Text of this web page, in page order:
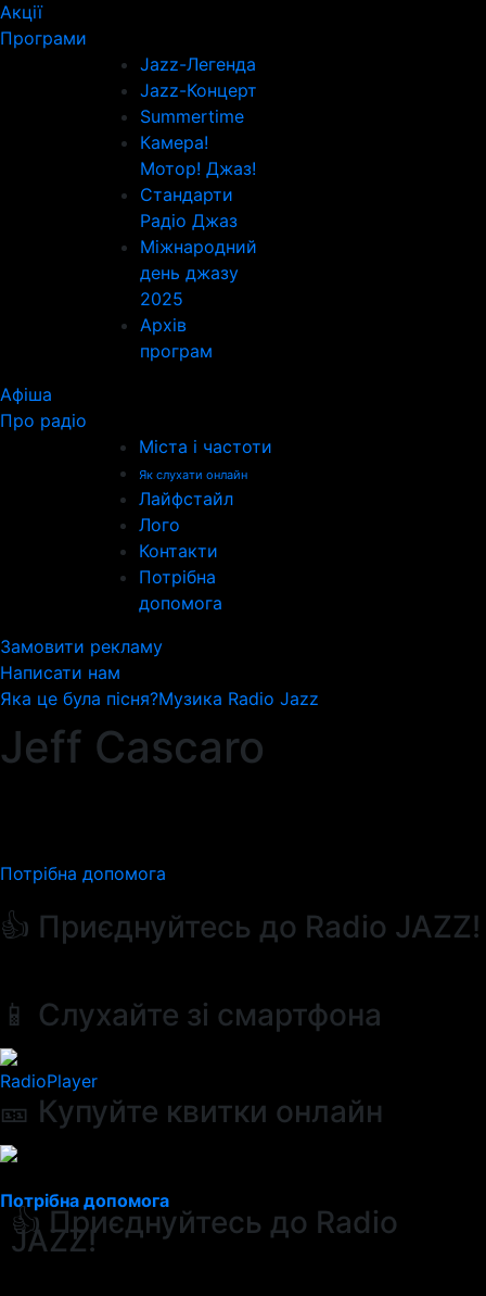
Акції
Програми
Jazz-Легенда
Jazz-Концерт
Summertime
Камера!
Мотор! Джаз!
Стандарти
Радіо Джаз
Міжнародний
день джазу
2025
Архів
програм
Афіша
Про радіо
Міста і частоти
Як слухати онлайн
Лайфстайл
Лого
Контакти
Потрібна
допомога
Замовити рекламу
Написати нам
Яка це була пісня?Музика Radio Jazz
Jeff Cascaro
Потрібна допомога
👍 Приєднуйтесь до Radio JAZZ!
📱 Слухайте зі смартфона
RadioPlayer
🎫 Купуйте квитки онлайн
Потрібна допомога
👍 Приєднуйтесь до Radio
JAZZ!